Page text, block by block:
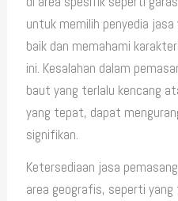
untuk memilih penyedia
baik dan memahami
ini. Kesalahan dalam
baut yang terlalu kencang
yang tepat, dapat
signifikan.
Ketersediaan jasa
area geografis, seperti